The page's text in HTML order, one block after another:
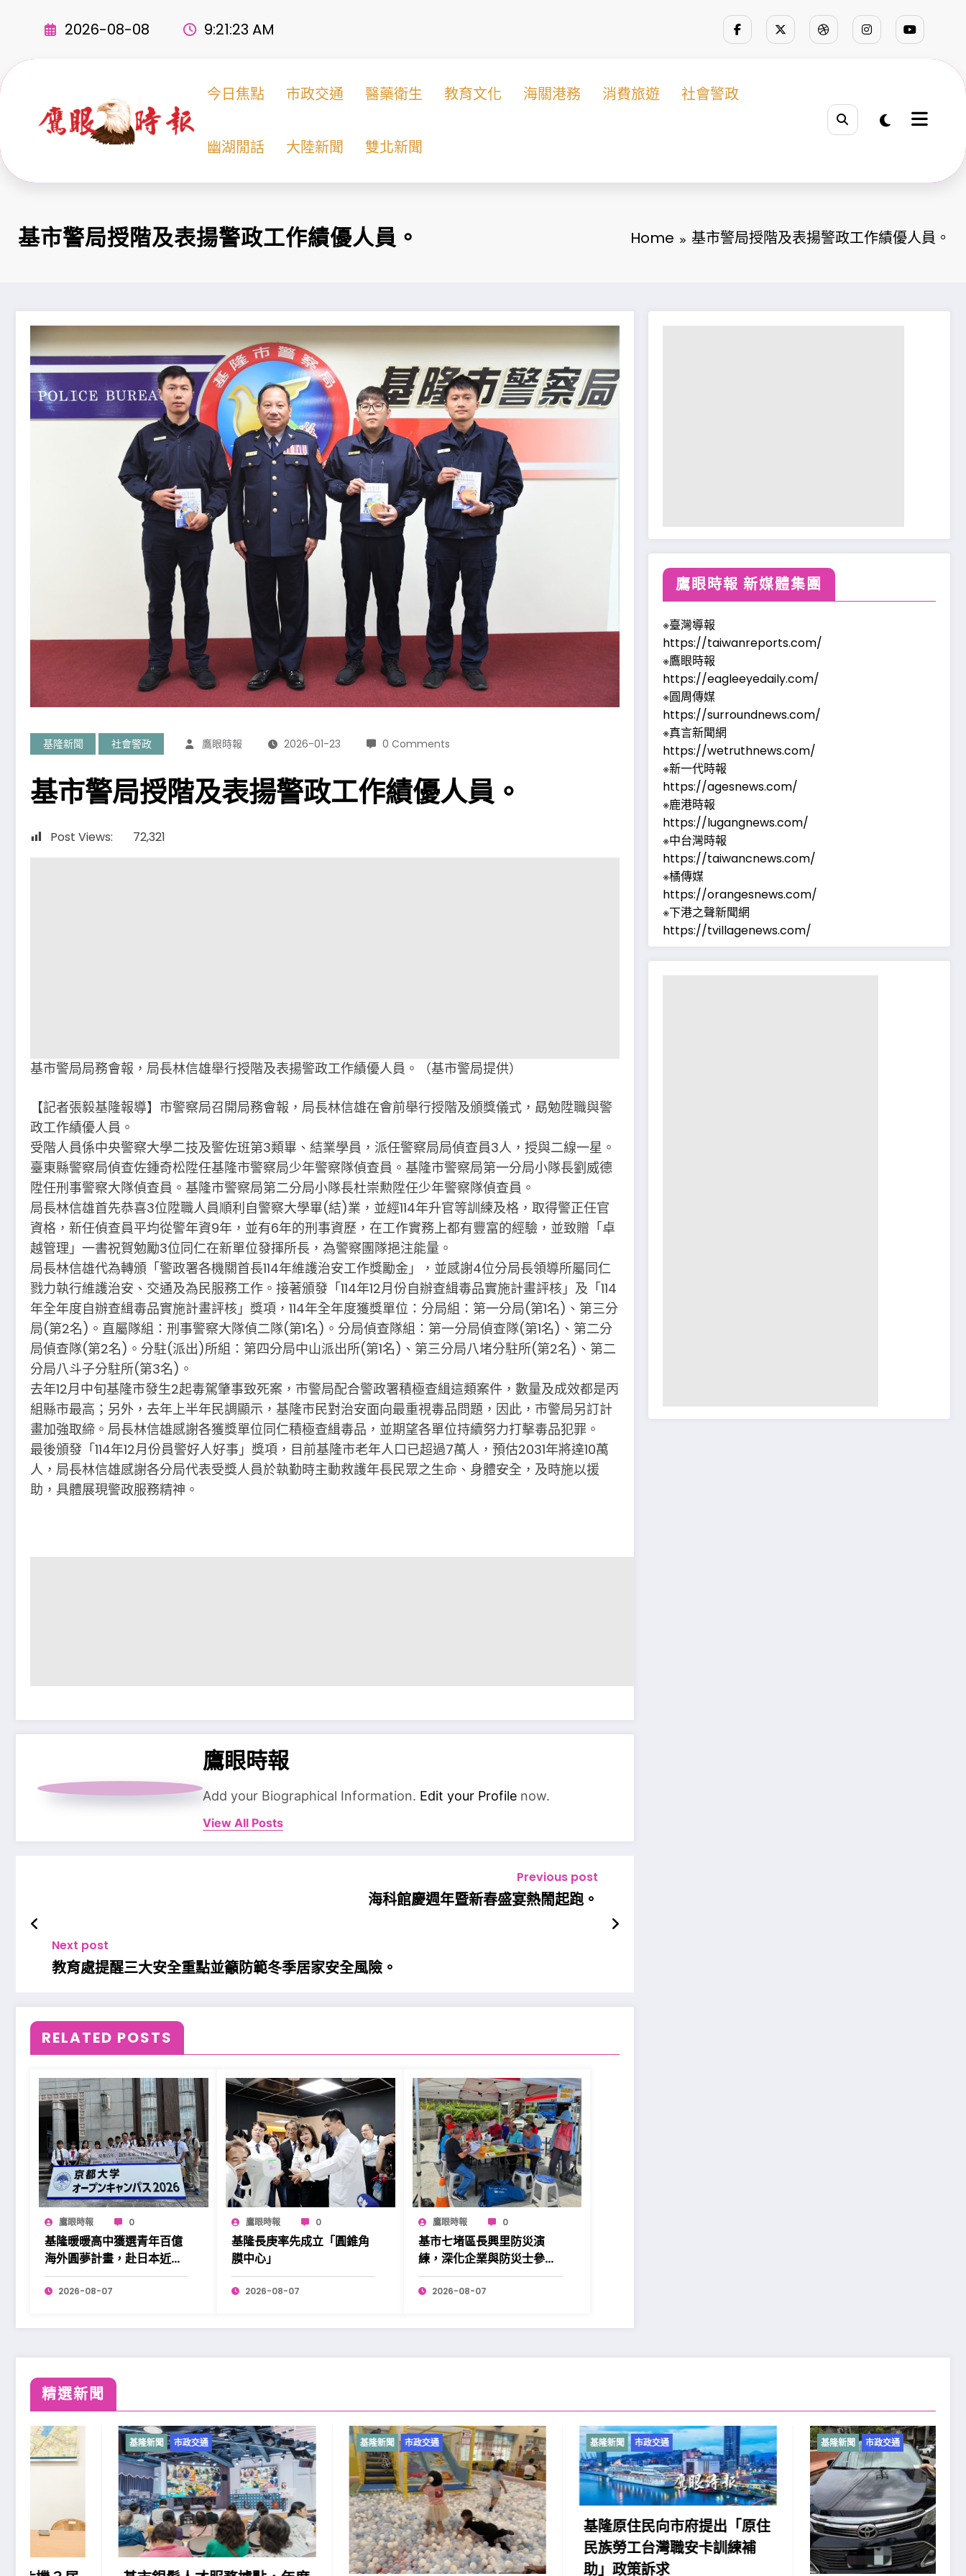
2026-08-08 9:21:25 AM
今日焦點 市政交通 醫藥衛生 教育文化 海關港務 消費旅遊 社會警政
幽湖閒話 大陸新聞 雙北新聞
基市警局授階及表揚警政工作績優人員。 Home 基市警局授階及表揚警政工作績優人員。
基隆新聞 社會警政 鷹眼時報 2026-01-23 0 Comments
基市警局授階及表揚警政工作績優人員。
Post Views: 72,321
基市警局局務會報，局長林信雄舉行授階及表揚警政工作績優人員。（基市警局提供）
【記者張毅基隆報導】市警察局召開局務會報，局長林信雄在會前舉行授階及頒獎儀式，勗勉陞職與警
政工作績優人員。
受階人員係中央警察大學二技及警佐班第3類畢、結業學員，派任警察局局偵查員3人，授與二線一星。
臺東縣警察局偵查佐鍾奇松陞任基隆市警察局少年警察隊偵查員。基隆市警察局第一分局小隊長劉威德
陞任刑事警察大隊偵查員。基隆市警察局第二分局小隊長杜崇勲陞任少年警察隊偵查員。
局長林信雄首先恭喜3位陞職人員順利自警察大學畢(結)業，並經114年升官等訓練及格，取得警正任官
資格，新任偵查員平均從警年資9年，並有6年的刑事資歷，在工作實務上都有豐富的經驗，並致贈「卓
越管理」一書祝賀勉勵3位同仁在新單位發揮所長，為警察團隊挹注能量。
局長林信雄代為轉頒「警政署各機關首長114年維護治安工作獎勵金」，並感謝4位分局長領導所屬同仁
戮力執行維護治安、交通及為民服務工作。接著頒發「114年12月份自辦查緝毒品實施計畫評核」及「114
年全年度自辦查緝毒品實施計畫評核」獎項，114年全年度獲獎單位：分局組：第一分局(第1名)、第三分
局(第2名)。直屬隊組：刑事警察大隊偵二隊(第1名)。分局偵查隊組：第一分局偵查隊(第1名)、第二分
局偵查隊(第2名)。分駐(派出)所組：第四分局中山派出所(第1名)、第三分局八堵分駐所(第2名)、第二
分局八斗子分駐所(第3名)。
去年12月中旬基隆市發生2起毒駕肇事致死案，市警局配合警政署積極查緝這類案件，數量及成效都是丙
組縣市最高；另外，去年上半年民調顯示，基隆市民對治安面向最重視毒品問題，因此，市警局另訂計
畫加強取締。局長林信雄感謝各獲獎單位同仁積極查緝毒品，並期望各單位持續努力打擊毒品犯罪。
最後頒發「114年12月份員警好人好事」獎項，目前基隆市老年人口已超過7萬人，預估2031年將達10萬
人，局長林信雄感謝各分局代表受獎人員於執勤時主動救護年長民眾之生命、身體安全，及時施以援
助，具體展現警政服務精神。
鷹眼時報
Add your Biographical Information. Edit your Profile now.
View All Posts
Previous post
海科館慶週年暨新春盛宴熱鬧起跑。
Next post
教育處提醒三大安全重點並籲防範冬季居家安全風險。
RELATED POSTS
鷹眼時報 0
基隆暖暖高中獲選青年百億
海外圓夢計畫，赴日本近畿
展開學習。
2026-08-07
鷹眼時報 0
基隆長庚率先成立「圓錐角
膜中心」
2026-08-07
鷹眼時報 0
基市七堵區長興里防災演
練，深化企業與防災士參與
更添韌性。
2026-08-07
鷹眼時報 新媒體集團
※臺灣導報
https://taiwanreports.com/
※鷹眼時報
https://eagleeyedaily.com/
※圓周傳媒
https://surroundnews.com/
※真言新聞網
https://wetruthnews.com/
※新一代時報
https://agesnews.com/
※鹿港時報
https://lugangnews.com/
※中台灣時報
https://taiwancnews.com/
※橘傳媒
https://orangesnews.com/
※下港之聲新聞網
https://tvillagenews.com/
精選新聞
基隆新聞 基隆新聞 市政交通 基隆新聞 市政交通
基隆原住民向市府提出「原住
民族勞工台灣職安卡訓練補
助」政策訴求
基隆新聞 市政交通